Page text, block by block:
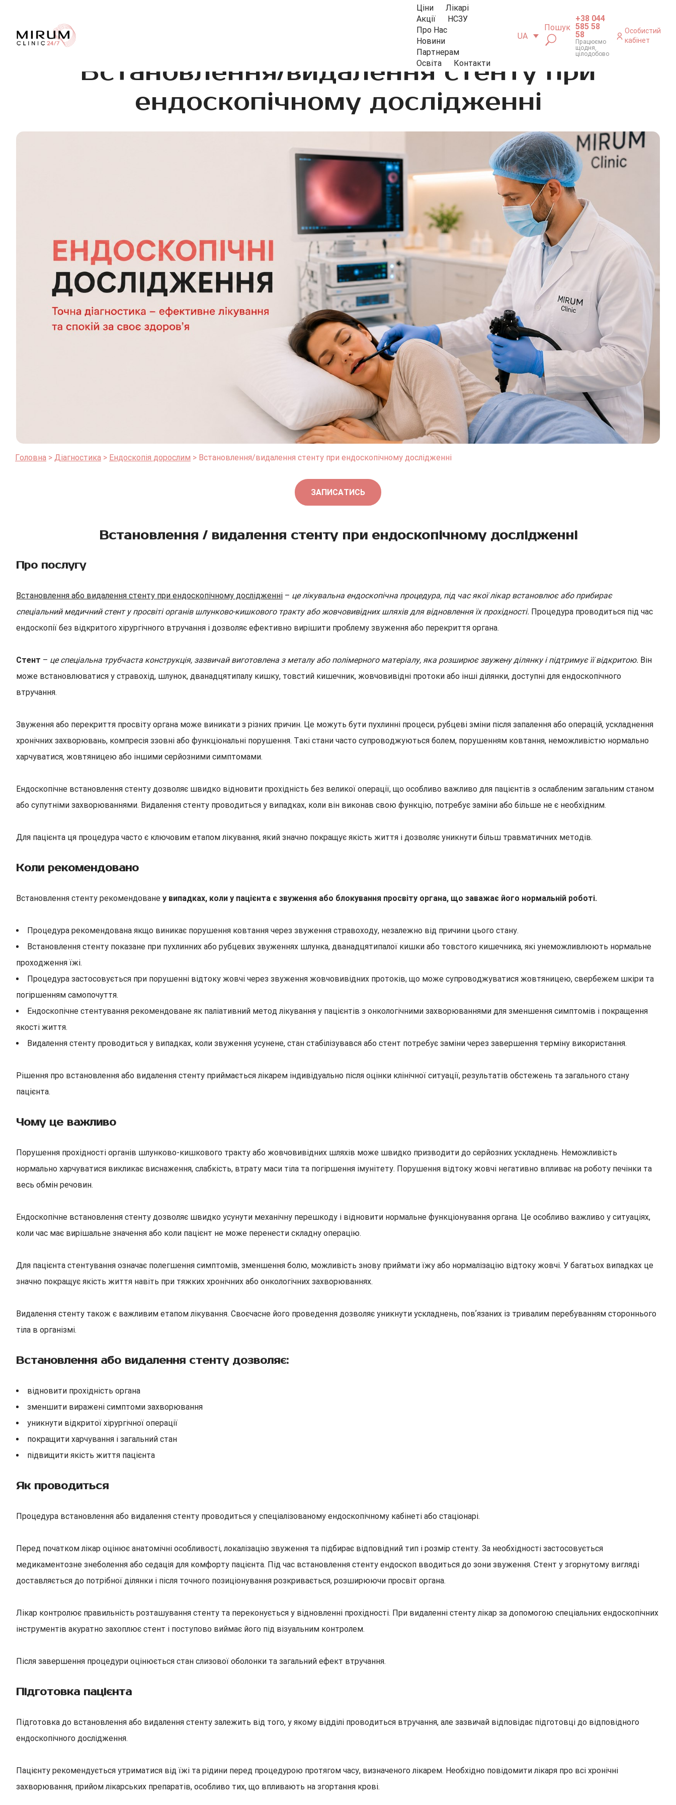
Ціни
Лікарі
Акції
НСЗУ
Про Нас
Новини
Партнерам
Освіта
Контакти
UA
Пошук
+38 044
585 58
58
Працюємо
щодня,
цілодобово
Особистий
кабінет
Встановлення/видалення стенту при
ендоскопічному дослідженні
Головна Діагностика Ендоскопія дорослим Встановлення/видалення стенту при ендоскопічному дослідженні
ЗАПИСАТИСЬ
Встановлення / видалення стенту при ендоскопічному дослідженні
Про послугу
Встановлення або видалення стенту при ендоскопічному дослідженні – це лікувальна ендоскопічна процедура, під час якої лікар встановлює або прибирає
спеціальний медичний стент у просвіті органів шлунково-кишкового тракту або жовчовивідних шляхів для відновлення їх прохідності. Процедура проводиться під час
ендоскопії без відкритого хірургічного втручання і дозволяє ефективно вирішити проблему звуження або перекриття органа.
Стент – це спеціальна трубчаста конструкція, зазвичай виготовлена з металу або полімерного матеріалу, яка розширює звужену ділянку і підтримує її відкритою. Він
може встановлюватися у стравохід, шлунок, дванадцятипалу кишку, товстий кишечник, жовчовивідні протоки або інші ділянки, доступні для ендоскопічного
втручання.
Звуження або перекриття просвіту органа може виникати з різних причин. Це можуть бути пухлинні процеси, рубцеві зміни після запалення або операцій, ускладнення
хронічних захворювань, компресія ззовні або функціональні порушення. Такі стани часто супроводжуються болем, порушенням ковтання, неможливістю нормально
харчуватися, жовтяницею або іншими серйозними симптомами.
Ендоскопічне встановлення стенту дозволяє швидко відновити прохідність без великої операції, що особливо важливо для пацієнтів з ослабленим загальним станом
або супутніми захворюваннями. Видалення стенту проводиться у випадках, коли він виконав свою функцію, потребує заміни або більше не є необхідним.
Для пацієнта ця процедура часто є ключовим етапом лікування, який значно покращує якість життя і дозволяє уникнути більш травматичних методів.
Коли рекомендовано
Встановлення стенту рекомендоване у випадках, коли у пацієнта є звуження або блокування просвіту органа, що заважає його нормальній роботі.
Процедура рекомендована якщо виникає порушення ковтання через звуження стравоходу, незалежно від причини цього стану.
Встановлення стенту показане при пухлинних або рубцевих звуженнях шлунка, дванадцятипалої кишки або товстого кишечника, які унеможливлюють нормальне
проходження їжі.
Процедура застосовується при порушенні відтоку жовчі через звуження жовчовивідних протоків, що може супроводжуватися жовтяницею, свербежем шкіри та
погіршенням самопочуття.
Ендоскопічне стентування рекомендоване як паліативний метод лікування у пацієнтів з онкологічними захворюваннями для зменшення симптомів і покращення
якості життя.
Видалення стенту проводиться у випадках, коли звуження усунене, стан стабілізувався або стент потребує заміни через завершення терміну використання.
Рішення про встановлення або видалення стенту приймається лікарем індивідуально після оцінки клінічної ситуації, результатів обстежень та загального стану
пацієнта.
Чому це важливо
Порушення прохідності органів шлунково-кишкового тракту або жовчовивідних шляхів може швидко призводити до серйозних ускладнень. Неможливість
нормально харчуватися викликає виснаження, слабкість, втрату маси тіла та погіршення імунітету. Порушення відтоку жовчі негативно впливає на роботу печінки та
весь обмін речовин.
Ендоскопічне встановлення стенту дозволяє швидко усунути механічну перешкоду і відновити нормальне функціонування органа. Це особливо важливо у ситуаціях,
коли час має вирішальне значення або коли пацієнт не може перенести складну операцію.
Для пацієнта стентування означає полегшення симптомів, зменшення болю, можливість знову приймати їжу або нормалізацію відтоку жовчі. У багатьох випадках це
значно покращує якість життя навіть при тяжких хронічних або онкологічних захворюваннях.
Видалення стенту також є важливим етапом лікування. Своєчасне його проведення дозволяє уникнути ускладнень, повʼязаних із тривалим перебуванням стороннього
тіла в організмі.
Встановлення або видалення стенту дозволяє:
відновити прохідність органа
зменшити виражені симптоми захворювання
уникнути відкритої хірургічної операції
покращити харчування і загальний стан
підвищити якість життя пацієнта
Як проводиться
Процедура встановлення або видалення стенту проводиться у спеціалізованому ендоскопічному кабінеті або стаціонарі.
Перед початком лікар оцінює анатомічні особливості, локалізацію звуження та підбирає відповідний тип і розмір стенту. За необхідності застосовується
медикаментозне знеболення або седація для комфорту пацієнта. Під час встановлення стенту ендоскоп вводиться до зони звуження. Стент у згорнутому вигляді
доставляється до потрібної ділянки і після точного позиціонування розкривається, розширюючи просвіт органа.
Лікар контролює правильність розташування стенту та переконується у відновленні прохідності. При видаленні стенту лікар за допомогою спеціальних ендоскопічних
інструментів акуратно захоплює стент і поступово виймає його під візуальним контролем.
Після завершення процедури оцінюється стан слизової оболонки та загальний ефект втручання.
Підготовка пацієнта
Підготовка до встановлення або видалення стенту залежить від того, у якому відділі проводиться втручання, але зазвичай відповідає підготовці до відповідного
ендоскопічного дослідження.
Пацієнту рекомендується утриматися від їжі та рідини перед процедурою протягом часу, визначеного лікарем. Необхідно повідомити лікаря про всі хронічні
захворювання, прийом лікарських препаратів, особливо тих, що впливають на згортання крові.